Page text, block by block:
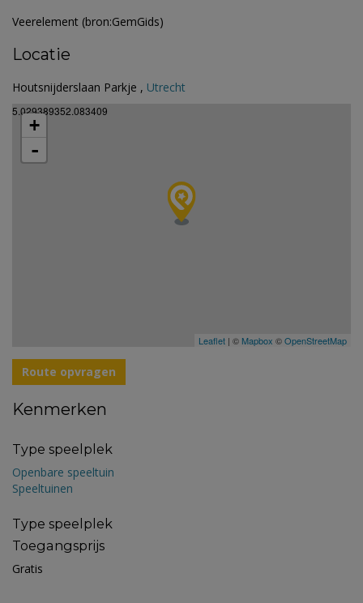
Veerelement (bron:GemGids)
Locatie
Houtsnijderslaan Parkje , Utrecht
5.029389352.083409
+
-
Leaflet | © Mapbox ©OpenStreetMap
Route opvragen
Kenmerken
Type speelplek
Openbare speeltuin
Speeltuinen
Type speelplek
Toegangsprijs
Gratis